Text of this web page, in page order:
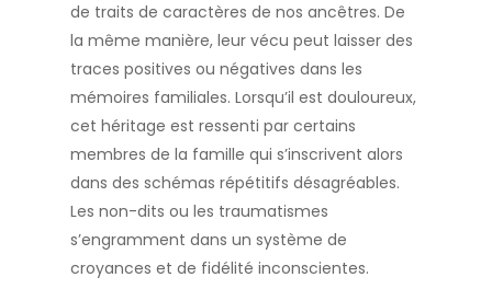
de traits de caractères de nos ancêtres. De
la même manière, leur vécu peut laisser des
traces positives ou négatives dans les
mémoires familiales. Lorsqu’il est douloureux,
cet héritage est ressenti par certains
membres de la famille qui s’inscrivent alors
dans des schémas répétitifs désagréables.
Les non-dits ou les traumatismes
s’engramment dans un système de
croyances et de fidélité inconscientes.